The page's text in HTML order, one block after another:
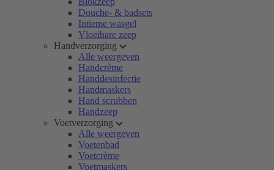
Douche- & badsets
Intieme wasgel
Vloeibare zeep
Handverzorging
Alle weergeven
Handcrème
Handdesinfectie
Handmaskers
Hand scrubben
Handzeep
Voetverzorging
Alle weergeven
Voetenbad
Voetcrème
Voetmaskers